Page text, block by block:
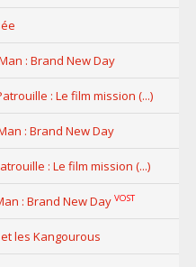
: Brand New Day
: Le film mission (...)
: Brand New Day
: Le film mission (...)
: Brand New Day VOST
les Kangourous